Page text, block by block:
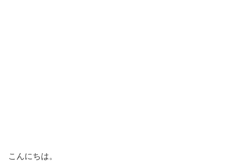
こんにちは。